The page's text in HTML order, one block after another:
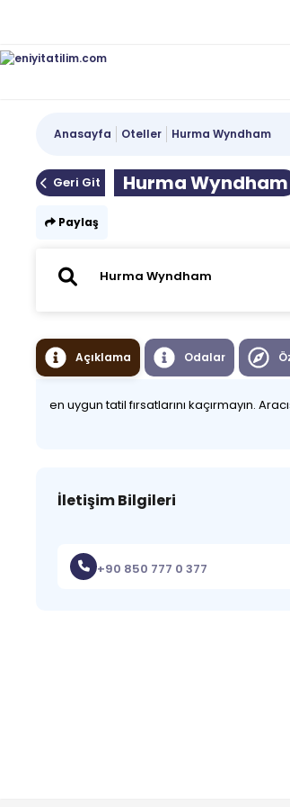
Anasayfa Oteller Hurma Wyndham
Geri Git Hurma Wyndham
Paylaş
Açıklama Odalar
en uygun tatil fırsatlarını kaçırmayın.
İletişim Bilgileri
+90 850 777 0 377